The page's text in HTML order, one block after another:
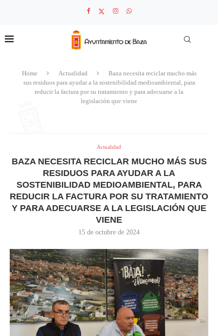
Home Actualidad
Baza necesita reciclar mucho más
sus residuos para ayudar a la sostenibilidad medioambiental, para
reducir la factura por su tratamiento y para adecuarse a la
legislación que viene
Actualidad
BAZA NECESITA RECICLAR MUCHO MÁS SUS
RESIDUOS PARA AYUDAR A LA
SOSTENIBILIDAD MEDIOAMBIENTAL, PARA
REDUCIR LA FACTURA POR SU TRATAMIENTO
Y PARA ADECUARSE A LA LEGISLACIÓN QUE
VIENE
15 de octubre de 2024